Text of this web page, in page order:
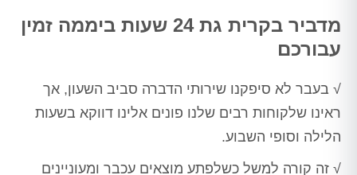
מדביר בקרית גת 24 שעות ביממה זמין
עבורכם
√ בעבר לא סיפקנו שירותי הדברה סביב השעון, אך
ראינו שלקוחות רבים שלנו פונים אלינו דווקא בשעות
הלילה וסופי השבוע.
√ זה קורה למשל כשלפתע מוצאים עכבר ומעוניינים